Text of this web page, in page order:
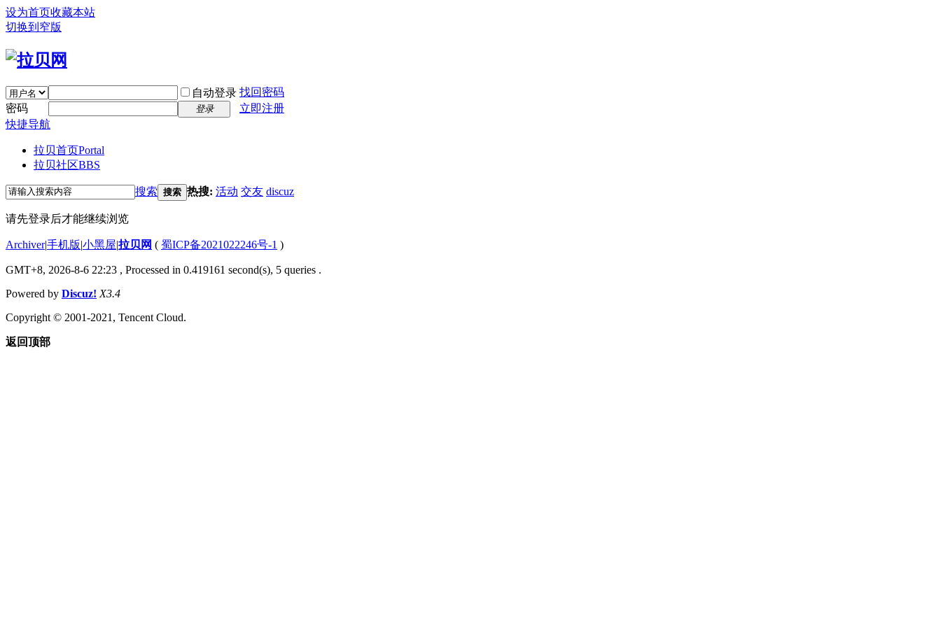
设为首页收藏本站
切换到窄版
自动登录 找回密码
密码
登录
立即注册
快捷导航
拉贝首页Portal
拉贝社区BBS
搜索 搜索 热搜: 活动 交友 discuz
请先登录后才能继续浏览
Archiver|手机版|小黑屋|拉贝网 ( 蜀ICP备2021022246号-1 )
GMT+8, 2026-8-6 22:23 , Processed in 0.419161 second(s), 5 queries .
Powered by Discuz! X3.4
Copyright © 2001-2021, Tencent Cloud.
返回顶部